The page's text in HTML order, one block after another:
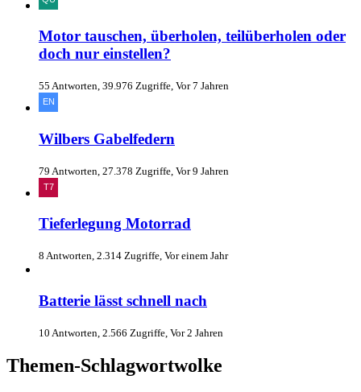
Motor tauschen, überholen, teilüberholen oder
doch nur einstellen?
55 Antworten, 39.976 Zugriffe, Vor 7 Jahren
Wilbers Gabelfedern
79 Antworten, 27.378 Zugriffe, Vor 9 Jahren
Tieferlegung Motorrad
8 Antworten, 2.314 Zugriffe, Vor einem Jahr
Batterie lässt schnell nach
10 Antworten, 2.566 Zugriffe, Vor 2 Jahren
Themen-Schlagwortwolke